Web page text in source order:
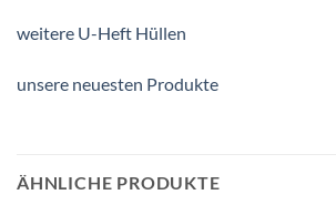
weitere U-Heft Hüllen
unsere neuesten Produkte
ÄHNLICHE PRODUKTE